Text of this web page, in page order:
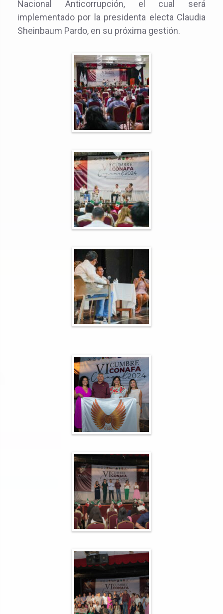
Nacional Anticorrupción, el cual será
implementado por la presidenta electa Claudia
Sheinbaum Pardo, en su próxima gestión.